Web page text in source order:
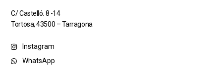
C/ Castelló. 8 -14
Tortosa, 43500 – Tarragona
Instagram
WhatsApp